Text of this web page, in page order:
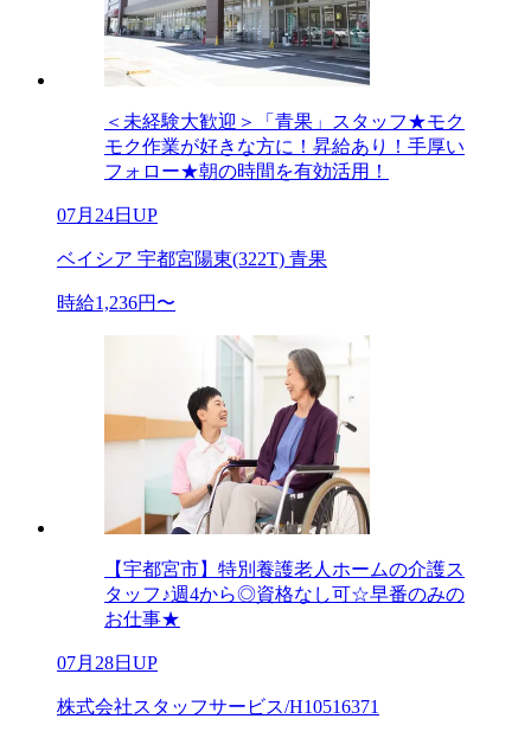
＜未経験大歓迎＞「青果」スタッフ★モク
モク作業が好きな方に！昇給あり！手厚い
フォロー★朝の時間を有効活用！
07月24日UP
ベイシア 宇都宮陽東(322T) 青果
時給1,236円〜
【宇都宮市】特別養護老人ホームの介護ス
タッフ♪週4から◎資格なし可☆早番のみの
お仕事★
07月28日UP
株式会社スタッフサービス/H10516371